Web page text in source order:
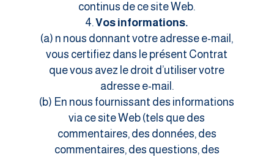
continus de ce site Web.
Vos informations.
(a) n nous donnant votre adresse e-mail,
vous certifiez dans le présent Contrat
que vous avez le droit d’utiliser votre
adresse e-mail.
(b) En nous fournissant des informations
via ce site Web (tels que des
commentaires, des données, des
commentaires, des questions, des